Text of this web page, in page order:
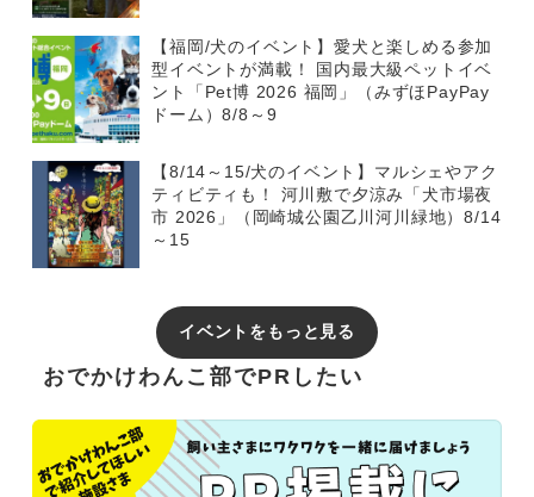
【福岡/犬のイベント】愛犬と楽しめる参加
型イベントが満載！ 国内最大級ペットイベ
ント「Pet博 2026 福岡」（みずほPayPay
ドーム）8/8～9
【8/14～15/犬のイベント】マルシェやアク
ティビティも！ 河川敷で夕涼み「犬市場夜
市 2026」（岡崎城公園乙川河川緑地）8/14
～15
イベントをもっと見る
おでかけわんこ部でPRしたい